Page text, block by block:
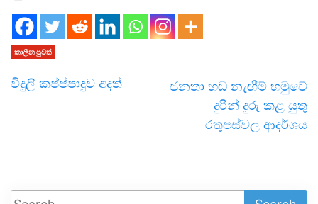
කාලීන පුවත්
විදුලි කප්ප්පාදුව අදත්
ජනතා හඬ නැඟීම් හමුවේ
දුරින් දුරු කළ යුතු
රතුපස්වල ආදර්ශය